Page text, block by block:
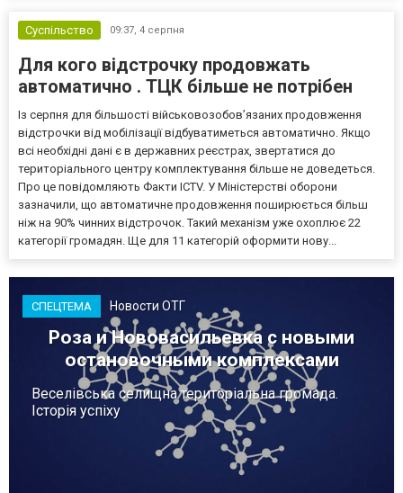
Суспільство 09:37, 4 серпня
Для кого відстрочку продовжать
автоматично . ТЦК більше не потрібен
Із серпня для більшості військовозобов’язаних продовження
відстрочки від мобілізації відбуватиметься автоматично. Якщо
всі необхідні дані є в державних реєстрах, звертатися до
територіального центру комплектування більше не доведеться.
Про це повідомляють Факти ICTV. У Міністерстві оборони
зазначили, що автоматичне продовження поширюється більш
ніж на 90% чинних відстрочок. Такий механізм уже охоплює 22
категорії громадян. Ще для 11 категорій оформити нову...
СПЕЦТЕМА Новости ОТГ
Роза и Нововасильевка с новыми
остановочными комплексами
Веселівська селищна територіальна громада.
Історія успіху